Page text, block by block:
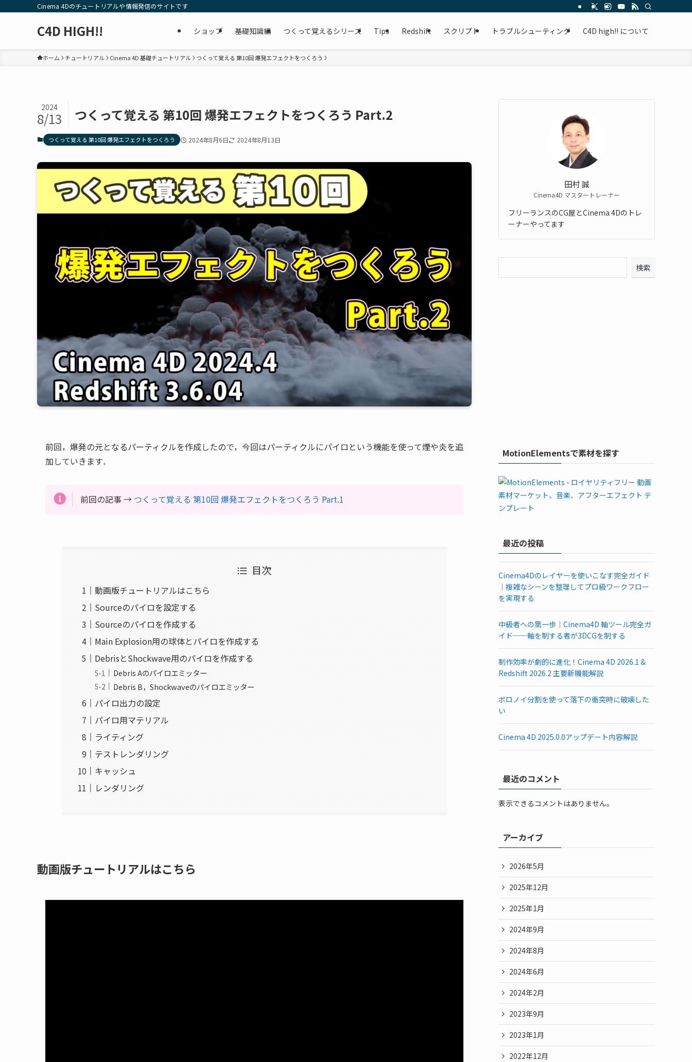
Cinema 4Dのチュートリアルや情報発信のサイトです
C4D HIGH!! ショップ 基礎知識編 つくって覚えるシリーズ Tips Redshift スクリプト トラブルシューティング C4D high!! について
ホーム チュートリアル Cinema 4D 基礎チュートリアル つくって覚える 第10回 爆発エフェクトをつくろう
つくって覚える 第10回 爆発エフェクトをつくろう Part.2
2024
8/13
つくって覚える 第10回 爆発エフェクトをつくろう 2024年8月6日 2024年8月13日
前回，爆発の元となるパーティクルを作成したので，今回はパーティクルにパイロという機能を使って煙や炎を追
加していきます．
前回の記事 → つくって覚える 第10回 爆発エフェクトをつくろう Part.1
目次
動画版チュートリアルはこちら
Sourceのパイロを設定する
Sourceのパイロを作成する
Main Explosion用の球体とパイロを作成する
DebrisとShockwave用のパイロを作成する
Debris Aのパイロエミッター
Debris B，Shockwaveのパイロエミッター
パイロ出力の設定
パイロ用マテリアル
ライティング
テストレンダリング
キャッシュ
レンダリング
動画版チュートリアルはこちら
田村 誠
Cinema4D マスタートレーナー
フリーランスのCG屋とCinema 4Dのトレ
ーナーやってます
検索
MotionElementsで素材を探す
最近の投稿
Cinema4Dのレイヤーを使いこなす完全ガイド
｜複雑なシーンを整理してプロ級ワークフロー
を実現する
中級者への第一歩｜Cinema4D 軸ツール完全ガ
イド──軸を制する者が3DCGを制する
制作効率が劇的に進化！Cinema 4D 2026.1 &
Redshift 2026.2 主要新機能解説
ボロノイ分割を使って落下の衝突時に破壊した
い
Cinema 4D 2025.0.0アップデート内容解説
最近のコメント
表示できるコメントはありません。
アーカイブ
2026年5月
2025年12月
2025年1月
2024年9月
2024年8月
2024年6月
2024年2月
2023年9月
2023年1月
2022年12月